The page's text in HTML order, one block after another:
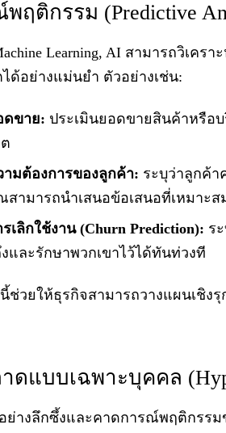
ฤติกรรม (Predictive
Learning, AI สามารถวิเค
ด้อย่างแม่นยำ ตัวอย่างเช่น:
ดขาย: ประเมินยอดขายสินค้าหรือ
มต้องการของลูกค้า: ระบุว่าลูกค้
ามารถนำเสนอข้อเสนอที่เหมาะส
ลิกใช้งาน (Churn Prediction): ร
และรักษาพวกเขาไว้ได้ทันท่วงที
ช่วยให้ธุรกิจสามารถวางแผนเชิง
ดแบบเฉพาะบุคคล
ย่างลึกซึ้งและคาดการณ์พฤติกรร